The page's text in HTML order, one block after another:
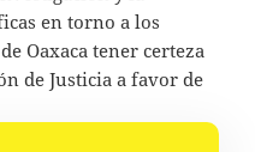
en torno a los
Oaxaca tener certeza
de Justicia a favor de